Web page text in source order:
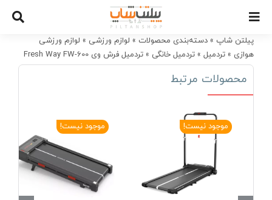
contentپیلتن شاپ » دسته‌بندی محصولات » لوازم ورزشی » لوازم ورزشی
هوازی » تردمیل » تردمیل خانگی » تردمیل فرش وی Fresh Way FW-600
محصولات مرتبط
موجود نیست! موجود نیست!